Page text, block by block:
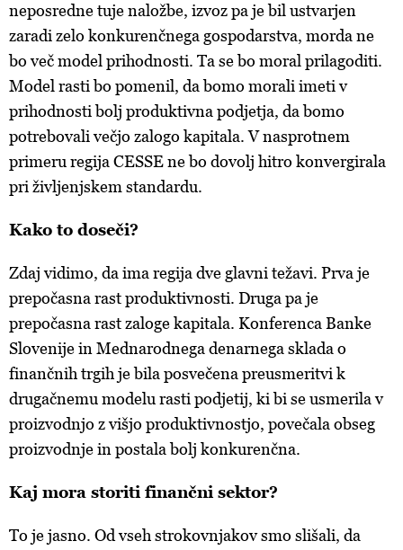
neposredne tuje naložbe, izvoz pa je bil ustvarjen
zaradi zelo konkurenčnega gospodarstva, morda ne
bo več model prihodnosti. Ta se bo moral prilagoditi.
Model rasti bo pomenil, da bomo morali imeti v
prihodnosti bolj produktivna podjetja, da bomo
potrebovali večjo zalogo kapitala. V nasprotnem
primeru regija CESSE ne bo dovolj hitro konvergirala
pri življenjskem standardu.
Kako to doseči?
Zdaj vidimo, da ima regija dve glavni težavi. Prva je
prepočasna rast produktivnosti. Druga pa je
prepočasna rast zaloge kapitala. Konferenca Banke
Slovenije in Mednarodnega denarnega sklada o
finančnih trgih je bila posvečena preusmeritvi k
drugačnemu modelu rasti podjetij, ki bi se usmerila v
proizvodnjo z višjo produktivnostjo, povečala obseg
proizvodnje in postala bolj konkurenčna.
Kaj mora storiti finančni sektor?
To je jasno. Od vseh strokovnjakov smo slišali, da